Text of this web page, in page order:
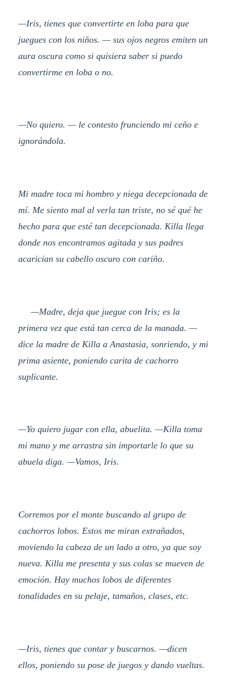
—Iris, tienes que convertirte en loba para que
juegues con los niños. — sus ojos negros emiten un
aura oscura como si quisiera saber si puedo
convertirme en loba o no.
—No quiero. — le contesto frunciendo mi ceño e
ignorándola.
Mi madre toca mi hombro y niega decepcionada de
mí. Me siento mal al verla tan triste, no sé qué he
hecho para que esté tan decepcionada. Killa llega
donde nos encontramos agitada y sus padres
acarician su cabello oscuro con cariño.
—Madre, deja que juegue con Iris; es la
primera vez que está tan cerca de la manada. —
dice la madre de Killa a Anastasia, sonriendo, y mi
prima asiente, poniendo carita de cachorro
suplicante.
—Yo quiero jugar con ella, abuelita. —Killa toma
mi mano y me arrastra sin importarle lo que su
abuela diga. —Vamos, Iris.
Corremos por el monte buscando al grupo de
cachorros lobos. Estos me miran extrañados,
moviendo la cabeza de un lado a otro, ya que soy
nueva. Killa me presenta y sus colas se mueven de
emoción. Hay muchos lobos de diferentes
tonalidades en su pelaje, tamaños, clases, etc.
—Iris, tienes que contar y buscarnos. —dicen
ellos, poniendo su pose de juegos y dando vueltas.